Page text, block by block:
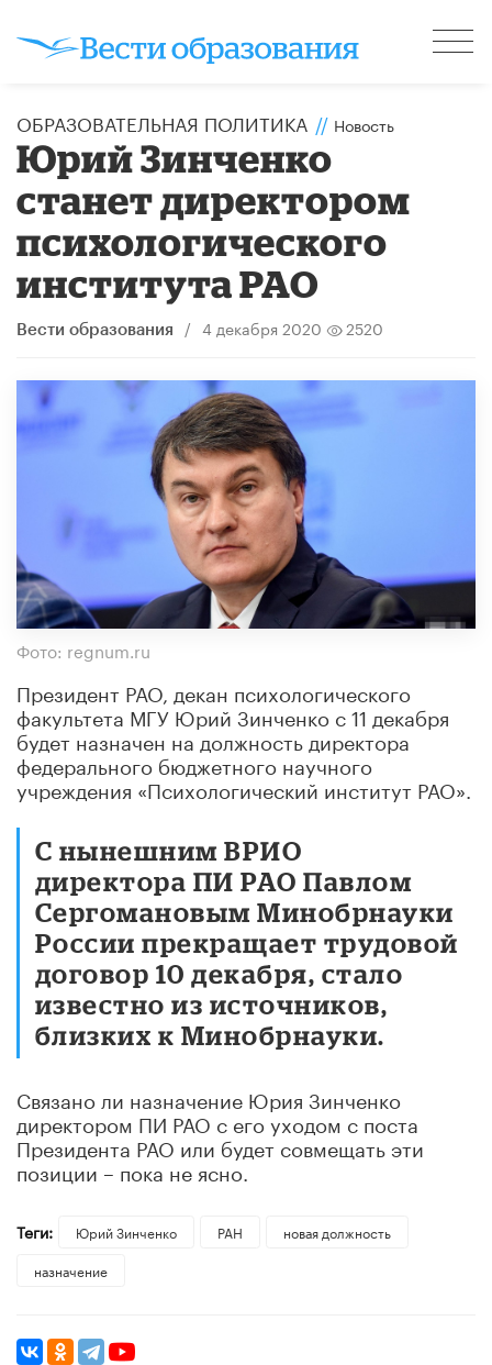
ОБРАЗОВАТЕЛЬНАЯ ПОЛИТИКА // Новость
Юрий Зинченко
станет директором
психологического
института РАО
Вести образования / 4 декабря 2020 2520
Фото: regnum.ru
Президент РАО, декан психологического
факультета МГУ Юрий Зинченко с 11 декабря
будет назначен на должность директора
федерального бюджетного научного
учреждения «Психологический институт РАО».
С нынешним ВРИО
директора ПИ РАО Павлом
Сергомановым Минобрнауки
России прекращает трудовой
договор 10 декабря, стало
известно из источников,
близких к Минобрнауки.
Связано ли назначение Юрия Зинченко
директором ПИ РАО с его уходом с поста
Президента РАО или будет совмещать эти
позиции – пока не ясно.
Теги: Юрий Зинченко РАН
новая должность
назначение